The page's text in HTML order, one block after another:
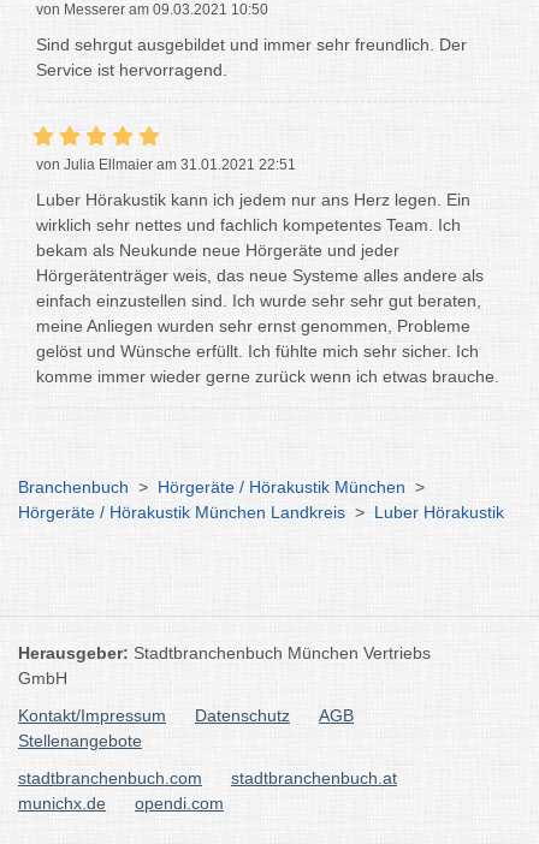
von Messerer am 09.03.2021 10:50
Sind sehrgut ausgebildet und immer sehr freundlich. Der
Service ist hervorragend.
von Julia Ellmaier am 31.01.2021 22:51
Luber Hörakustik kann ich jedem nur ans Herz legen. Ein
wirklich sehr nettes und fachlich kompetentes Team. Ich
bekam als Neukunde neue Hörgeräte und jeder
Hörgerätenträger weis, das neue Systeme alles andere als
einfach einzustellen sind. Ich wurde sehr sehr gut beraten,
meine Anliegen wurden sehr ernst genommen, Probleme
gelöst und Wünsche erfüllt. Ich fühlte mich sehr sicher. Ich
komme immer wieder gerne zurück wenn ich etwas brauche.
Branchenbuch > Hörgeräte / Hörakustik München >
Hörgeräte / Hörakustik München Landkreis > Luber Hörakustik
Herausgeber: Stadtbranchenbuch München Vertriebs
GmbH
Kontakt/Impressum
Datenschutz
AGB
Stellenangebote
stadtbranchenbuch.com
stadtbranchenbuch.at
munichx.de
opendi.com